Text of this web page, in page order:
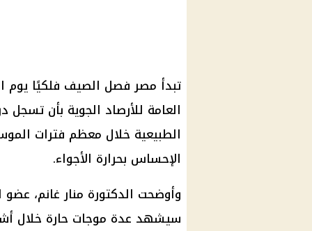
العامة للأرصاد الجوية بأن
الطبيعية خلال معظم فترات
الإحساس بحرارة الأجواء.
سيشهد عدة موجات حارة خلال